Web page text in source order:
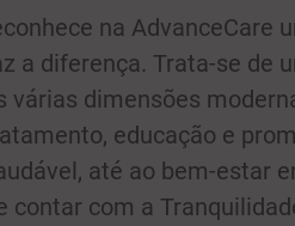
na AdvanceCare
a diferença. Trata-se de
várias dimensões
educação e
até ao bem-estar
contar com a